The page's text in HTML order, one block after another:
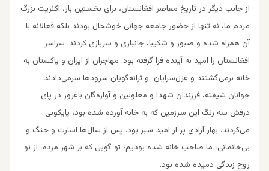
از جانب دیگر در تاریخ معاصر افغانستان، برای نخستین بار، اکثریت بزرگ
مردم ما، نه تنها از حضور جامعه جهانی خوشحال بودند بلکه فعالانه با
آن همراه شده و صبور و شکیبا، جانبازی و سربازی کردند. سراسر
افغانستان را امید به آینده فرا گرفته بود. مهاجران از ایران و پاکستان به
خانه برمی‌گشتند و غزل‌سرایان و ترانه‌گویان سرود‌ها سرمی‌دادند.
جوانان شیفته، فرزندان شهدا و معلولین و آواره‌گان باغرور در پای
درفش سه رنگ این سرزمین که به خانه آورده شده بود، پایکوبی
می‌کردند. بهار آزادی پر از امید سبز بود. پس از سال‌ها اسارت و جنگ و
بی‌خانمانی، ما صاحب خانه شده بودیم؛ تو گویی که بر شهر مرده، از نو
روح زندگی دمیده شده بود.